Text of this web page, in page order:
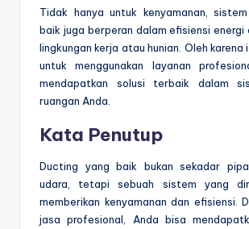
Tidak hanya untuk kenyamanan,
baik juga berperan dalam efisiensi energi
lingkungan kerja atau hunian. Oleh karena
untuk menggunakan layanan
mendapatkan solusi terbaik dalam
ruangan Anda.
Kata Penutup
Ducting yang baik bukan sekadar
udara, tetapi sebuah sistem yang
memberikan kenyamanan dan efisiensi.
jasa profesional, Anda bisa